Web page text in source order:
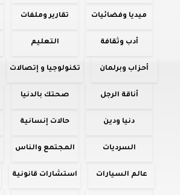
ميديا وفضائيات تقارير وملفات
أدب وثقافة التعليم
أحزاب وبرلمان تكنولوجيا و إتصالات
أناقة الرجل صحتك بالدنيا
دنيا ودين حالات إنسانية
السرديات المجتمع والناس
عالم السيارات استشارات قانونية